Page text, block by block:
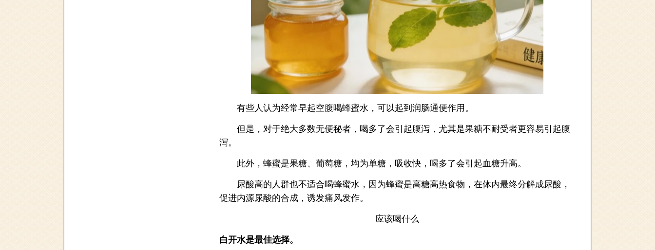
有些人认为经常早起空腹喝蜂蜜水，可以起到润肠通便作用。
但是，对于绝大多数无便秘者，喝多了会引起腹泻，尤其是果糖不耐受者更容易引起腹
泻。
此外，蜂蜜是果糖、葡萄糖，均为单糖，吸收快，喝多了会引起血糖升高。
尿酸高的人群也不适合喝蜂蜜水，因为蜂蜜是高糖高热食物，在体内最终分解成尿酸，
促进内源尿酸的合成，诱发痛风发作。
应该喝什么
白开水是最佳选择。